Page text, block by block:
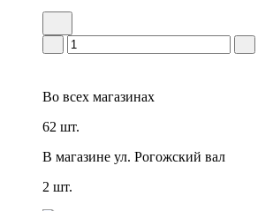
Во всех магазинах
62 шт.
В магазине ул. Рогожский вал
2 шт.